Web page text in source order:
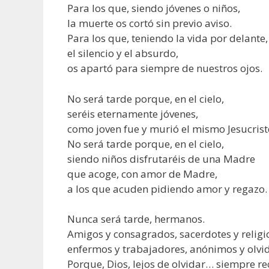
Para los que, siendo jóvenes o niños,
la muerte os cortó sin previo aviso.
Para los que, teniendo la vida por delante,
el silencio y el absurdo,
os apartó para siempre de nuestros ojos.
No será tarde porque, en el cielo,
seréis eternamente jóvenes,
como joven fue y murió el mismo
No será tarde porque, en el cielo,
siendo niños disfrutaréis de una Madre
que acoge, con amor de Madre,
a los que acuden pidiendo amor y regazo.
Nunca será tarde, hermanos.
Amigos y consagrados, sacerdotes y
enfermos y trabajadores, anónimos y
Porque, Dios, lejos de olvidar… siempre